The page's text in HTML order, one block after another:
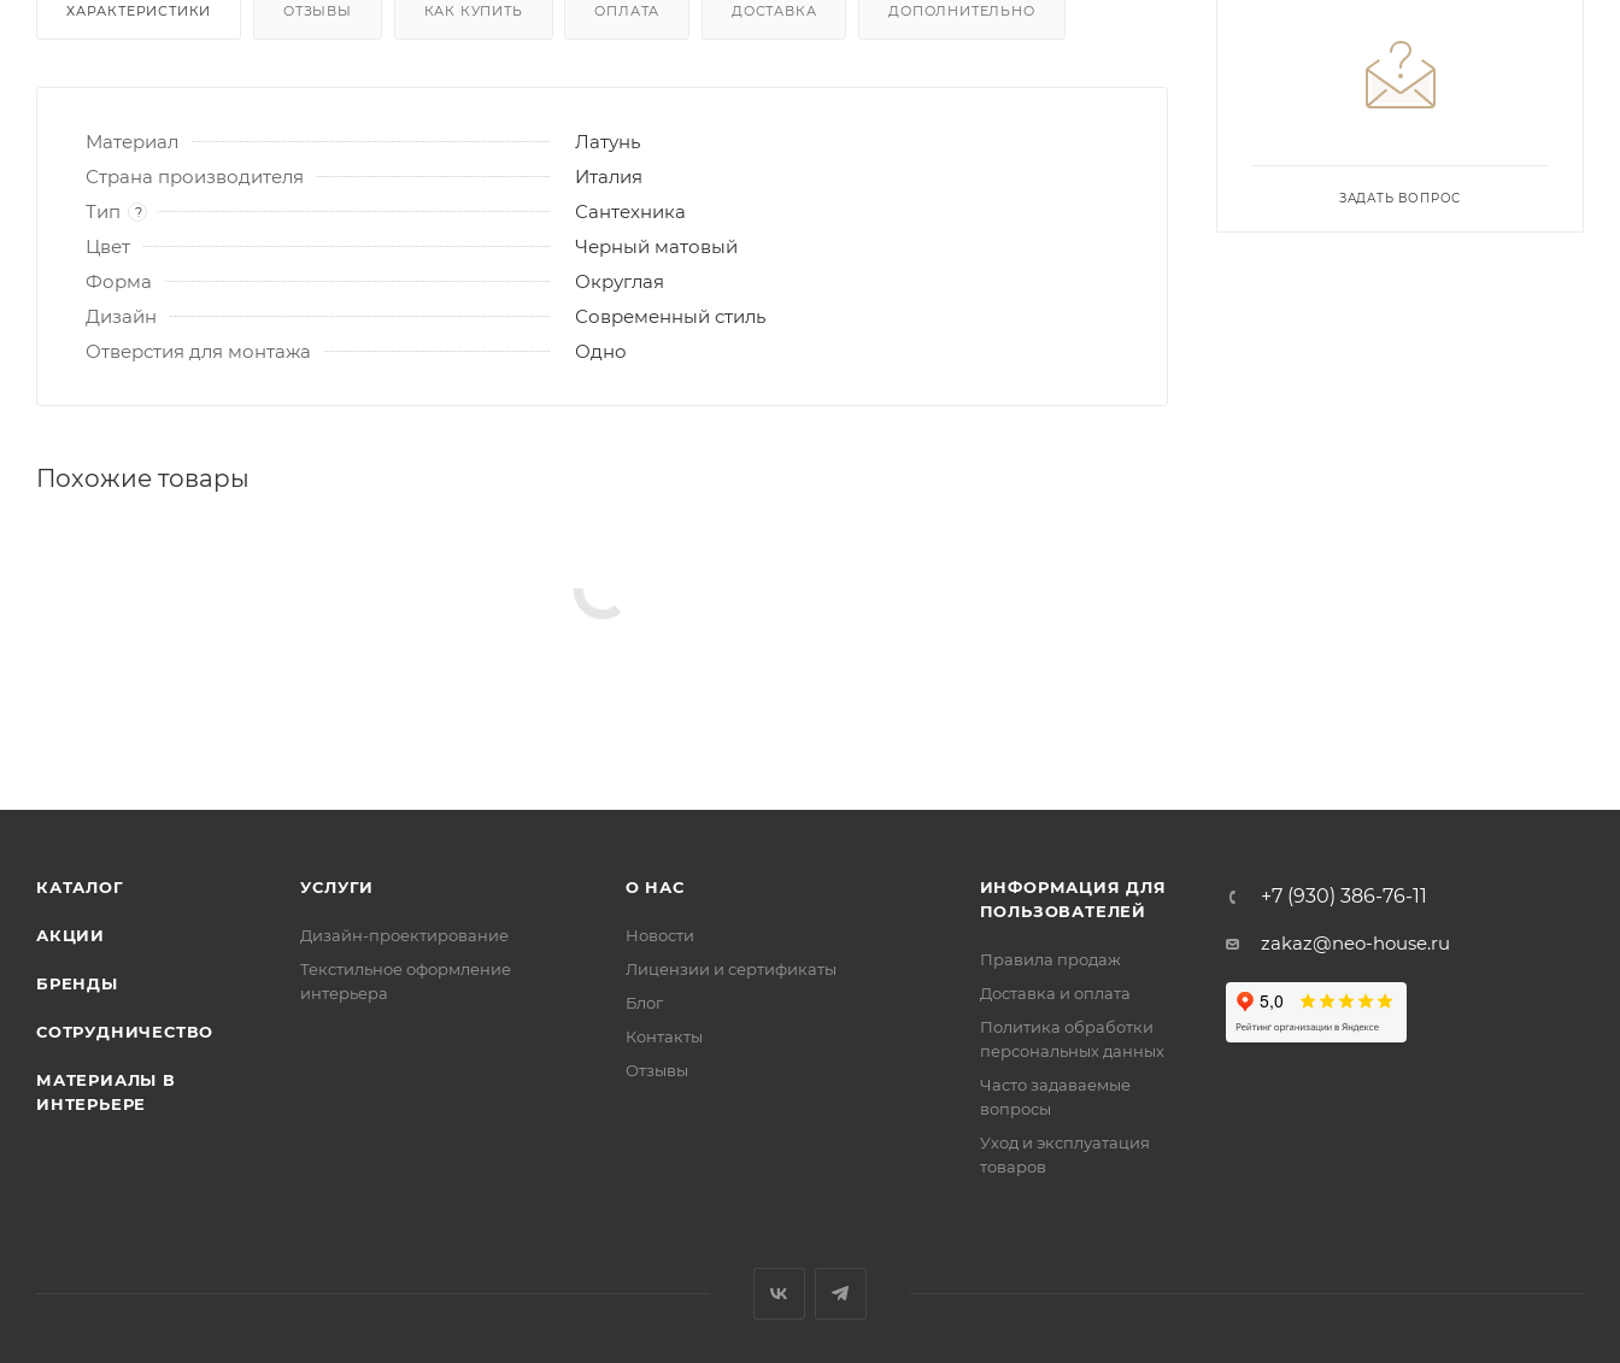
ХАРАКТЕРИСТИКИ ОТЗЫВЫ КАК КУПИТЬ ОПЛАТА ДОСТАВКА ДОПОЛНИТЕЛЬНО
Материал
Латунь
Страна производителя
Италия
Тип
?
Сантехника
Цвет
Черный матовый
Форма
Округлая
Дизайн
Современный стиль
Отверстия для монтажа
Одно
Похожие товары
ЗАДАТЬ ВОПРОС
КАТАЛОГ
АКЦИИ
БРЕНДЫ
СОТРУДНИЧЕСТВО
МАТЕРИАЛЫ В
ИНТЕРЬЕРЕ
УСЛУГИ
Дизайн-проектирование
Текстильное оформление
интерьера
О НАС
Новости
Лицензии и сертификаты
Блог
Контакты
Отзывы
ИНФОРМАЦИЯ ДЛЯ
ПОЛЬЗОВАТЕЛЕЙ
Правила продаж
Доставка и оплата
Политика обработки
персональных данных
Часто задаваемые
вопросы
Уход и эксплуатация
товаров
+7 (930) 386-76-11
zakaz@neo-house.ru